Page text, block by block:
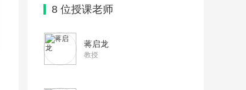
8 位授课老师
蒋启龙
教授